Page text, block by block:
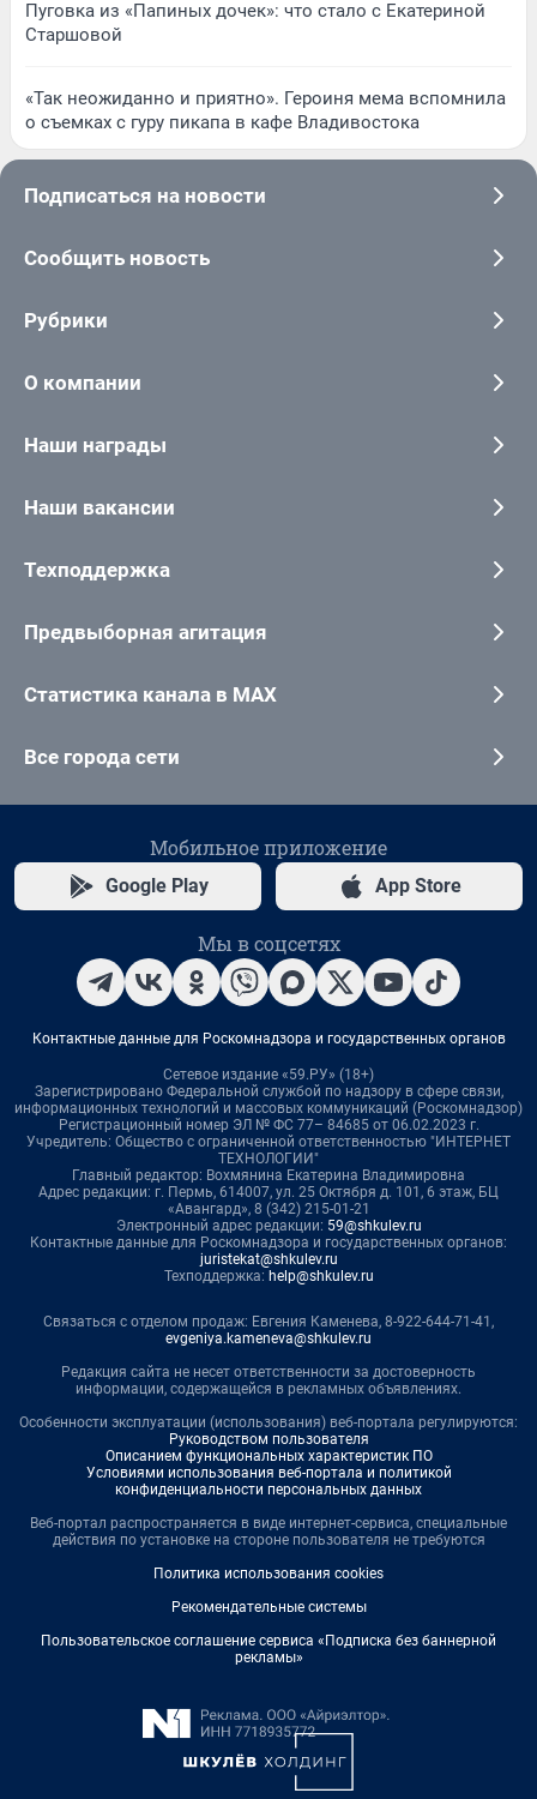
Пуговка из «Папиных дочек»: что стало с Екатериной
Старшовой
«Так неожиданно и приятно». Героиня мема вспомнила
о съемках с гуру пикапа в кафе Владивостока
Подписаться на новости
Сообщить новость
Рубрики
О компании
Наши награды
Наши вакансии
Техподдержка
Предвыборная агитация
Статистика канала в MAX
Все города сети
Мобильное приложение
Google Play App Store
Мы в соцсетях
Контактные данные для Роскомнадзора и государственных органов
Сетевое издание «59.РУ» (18+)
Зарегистрировано Федеральной службой по надзору в сфере связи,
информационных технологий и массовых коммуникаций (Роскомнадзор)
Регистрационный номер ЭЛ № ФС 77– 84685 от 06.02.2023 г.
Учредитель: Общество с ограниченной ответственностью "ИНТЕРНЕТ
ТЕХНОЛОГИИ"
Главный редактор: Вохмянина Екатерина Владимировна
Адрес редакции: г. Пермь, 614007, ул. 25 Октября д. 101, 6 этаж, БЦ
«Авангард», 8 (342) 215-01-21
Электронный адрес редакции: 59@shkulev.ru
Контактные данные для Роскомнадзора и государственных органов:
juristekat@shkulev.ru
Техподдержка: help@shkulev.ru
Связаться с отделом продаж: Евгения Каменева, 8-922-644-71-41,
evgeniya.kameneva@shkulev.ru
Редакция сайта не несет ответственности за достоверность
информации, содержащейся в рекламных объявлениях.
Особенности эксплуатации (использования) веб-портала регулируются:
Руководством пользователя
Описанием функциональных характеристик ПО
Условиями использования веб-портала и политикой
конфиденциальности персональных данных
Веб-портал распространяется в виде интернет-сервиса, специальные
действия по установке на стороне пользователя не требуются
Политика использования cookies
Рекомендательные системы
Пользовательское соглашение сервиса «Подписка без баннерной
рекламы»